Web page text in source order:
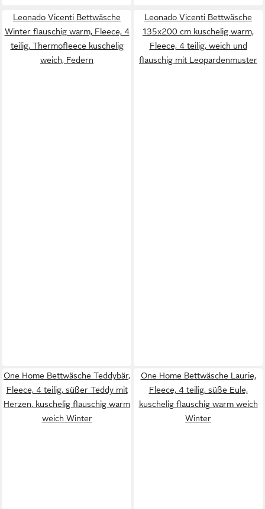
Leonado Vicenti Bettwäsche
Winter flauschig warm, Fleece, 4
teilig, Thermofleece kuschelig
weich, Federn
Leonado Vicenti Bettwäsche
135x200 cm kuschelig warm,
Fleece, 4 teilig, weich und
flauschig mit Leopardenmuster
One Home Bettwäsche Teddybär,
Fleece, 4 teilig, süßer Teddy mit
Herzen, kuschelig flauschig warm
weich Winter
One Home Bettwäsche Laurie,
Fleece, 4 teilig, süße Eule,
kuschelig flauschig warm weich
Winter